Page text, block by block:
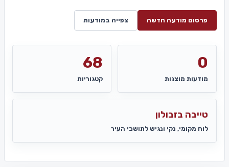
פרסום מודעה חדשה צפייה במודעות
0
מודעות מוצגות
68
קטגוריות
טייבה בזבולון
לוח מקומי, נקי ונגיש לתושבי העיר